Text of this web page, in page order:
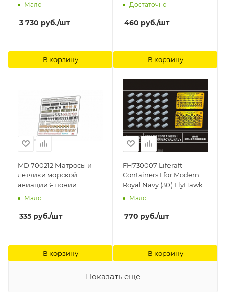
Мало
3 730 руб./шт
В корзину
Достаточно
460 руб./шт
В корзину
MD 700212 Матросы и
лётчики морской
авиации Японии
Микродизайн
Мало
335 руб./шт
В корзину
FH730007 Liferaft
Containers I for Modern
Royal Navy (30) FlyHawk
Мало
770 руб./шт
В корзину
Показать еще